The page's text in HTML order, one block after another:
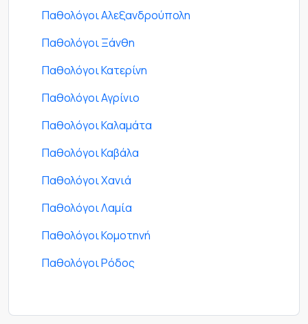
Παθολόγοι Αλεξανδρούπολη
Παθολόγοι Ξάνθη
Παθολόγοι Κατερίνη
Παθολόγοι Αγρίνιο
Παθολόγοι Καλαμάτα
Παθολόγοι Καβάλα
Παθολόγοι Χανιά
Παθολόγοι Λαμία
Παθολόγοι Κομοτηνή
Παθολόγοι Ρόδος